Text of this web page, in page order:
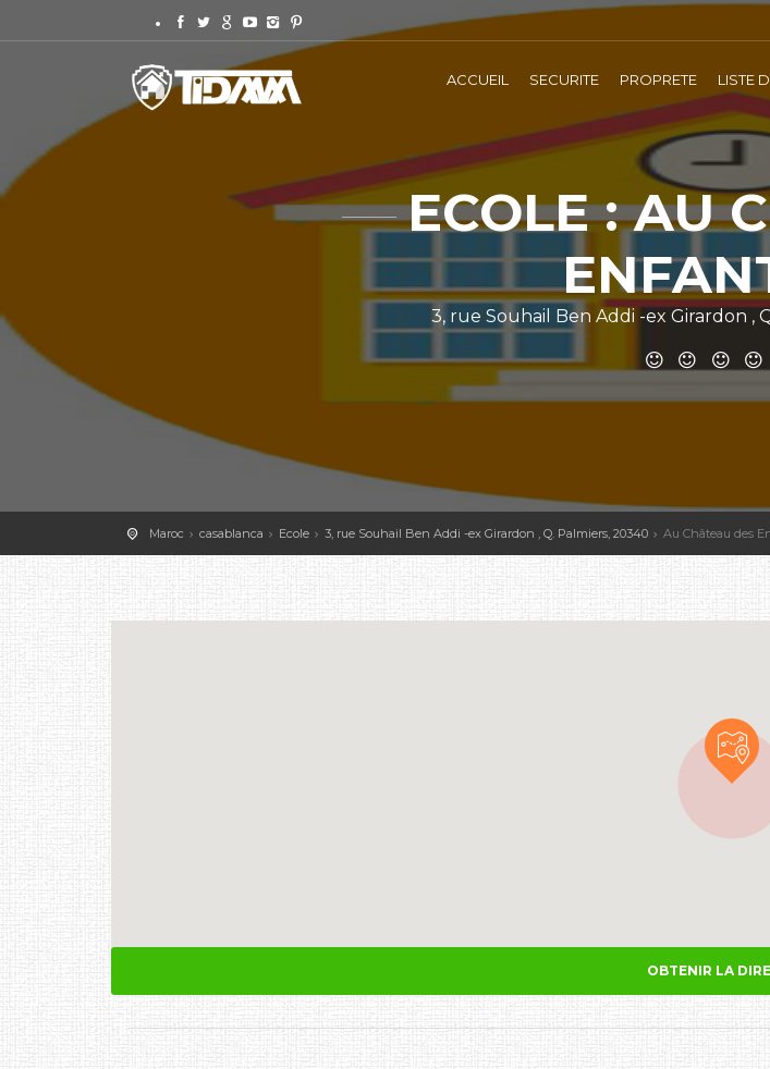
ACCUEIL SECURITE PROPRETE LISTE
ECOLE : AU
3, rue Souhail Ben Addi -ex Girardon ,
Maroc casablanca Ecole 3, rue Souhail Ben Addi -ex Girardon , Q. Palmiers, 20340 Au Château des
OBTENIR LA